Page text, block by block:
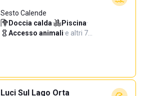
Sesto Calende
Doccia calda· Piscina·
Accesso animali·e altri 7…
Luci Sul Lago Orta